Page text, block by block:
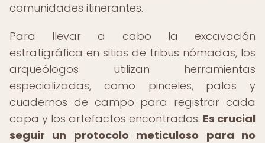
comunidades itinerantes.
Para llevar a cabo la excavación
estratigráfica en sitios de tribus nómadas, los
arqueólogos utilizan herramientas
especializadas, como pinceles, palas y
cuadernos de campo para registrar cada
capa y los artefactos encontrados. Es crucial
seguir un protocolo meticuloso para no